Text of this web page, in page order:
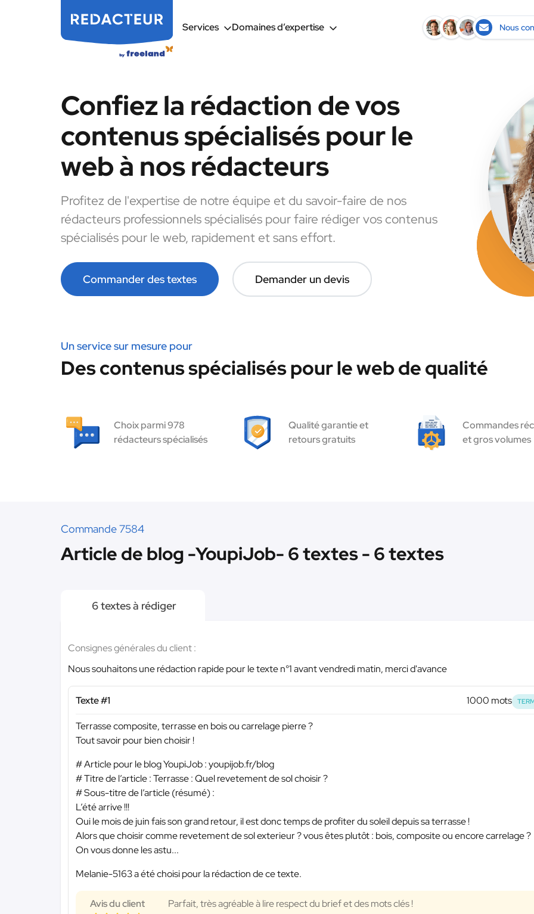
Services Domaines d’expertise Nous
Confiez la rédaction de vos
contenus spécialisés pour le
web à nos rédacteurs
Profitez de l'expertise de notre équipe et du savoir-faire de nos
rédacteurs professionnels spécialisés pour faire rédiger vos contenus
spécialisés pour le web, rapidement et sans effort.
Commander des textes Demander un devis
Un service sur mesure pour
Des contenus spécialisés pour le web de qualité
Choix parmi 978
rédacteurs spécialisés
Qualité garantie et
retours gratuits
Commandes
et gros volumes
Commande 7584
Article de blog -YoupiJob- 6 textes - 6 textes
6 textes à rédiger
Consignes générales du client :
Nous souhaitons une rédaction rapide pour le texte n°1 avant vendredi matin, merci d'avance
Texte #1 1000 mots
Terrasse composite, terrasse en bois ou carrelage pierre ?
Tout savoir pour bien choisir !
# Article pour le blog YoupiJob : youpijob.fr/blog
# Titre de l’article : Terrasse : Quel revetement de sol choisir ?
# Sous-titre de l’article (résumé) :
L’été arrive !!!
Oui le mois de juin fais son grand retour, il est donc temps de profiter du soleil depuis sa terrasse !
Alors que choisir comme revetement de sol exterieur ? vous êtes plutôt : bois, composite ou encore carrelage ?
On vous donne les astu...
Melanie-5163 a été choisi pour la rédaction de ce texte.
Avis du client Parfait, très agréable à lire respect du brief et des mots clés !